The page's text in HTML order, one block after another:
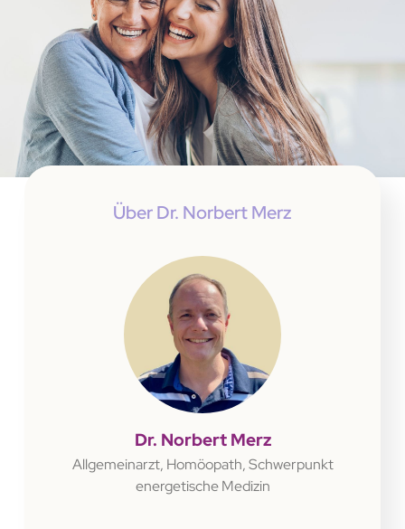
Über Dr. Norbert Merz
Dr. Norbert Merz
Allgemeinarzt, Homöopath, Schwerpunkt
energetische Medizin